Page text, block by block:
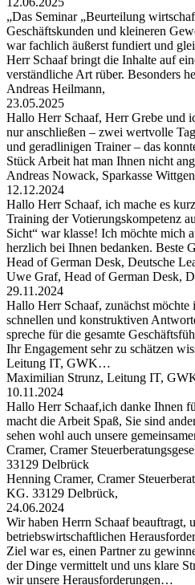
„Das Seminar „Beurteilung
Geschäftskunden und kleineren
war fachlich äußerst fundiert und
Herr Schaaf bringt die Inhalte auf
verständliche Art rüber. Besonders
Andreas Heilmann,
23.05.2025
Hallo Herr Schaaf, Herr Grebe und
nur anschließen – zwei wertvolle
und geradlinigen Trainer – das
Stück Arbeit hat man Ihnen nicht
Andreas Nowack, Sparkasse
12.12.2024
Hallo Herr Schaaf, ich mache es
Training der Votierungskompetenz
Sicht“ war klasse! Ich möchte mich
herzlich bei Ihnen bedanken. Beste
Head of German Desk, Deutsche
Uwe Graf, Head of German Desk,
29.11.2024
Hallo Herr Schaaf, zunächst
schnellen und konstruktiven
spreche für die gesamte
Ihr Engagement sehr zu schätzen
Leitung IT, GWK…
Maximilian Strunz, Leitung IT,
10.11.2024
Hallo Herr Schaaf,ich danke Ihnen
macht die Arbeit Spaß, Sie sind
sehen wohl auch unsere
Cramer, Cramer
33129 Delbrück
Henning Cramer, Cramer
KG. 33129 Delbrück,
24.06.2024
Wir haben Herrn Schaaf beauftragt,
betriebswirtschaftlichen
Ziel war es, einen Partner zu
der Dinge vermittelt und uns klare
wir unsere Herausforderungen…